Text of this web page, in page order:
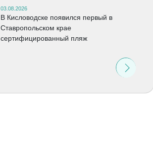
03.08.2026
В Кисловодске появился первый в
Ставропольском крае
сертифицированный пляж